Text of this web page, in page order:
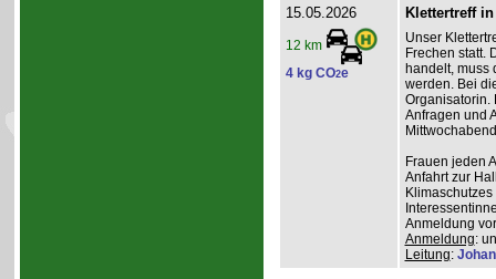
15.05.2026
12 km
4 kg CO2e
Klettertreff
Unser
Frechen statt.
handelt, muss
werden. Bei
Organisatorin.
Anfragen und
Frauen jeden
Anfahrt zur
Anmeldung
Anmeldung:
Leitung: